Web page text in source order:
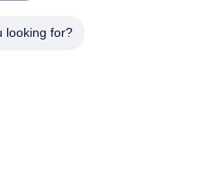
looking for?